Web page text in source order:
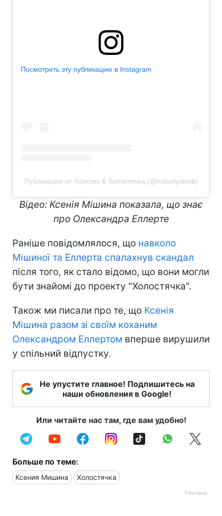
Посмотреть эту публикацию в Instagram
Публикация от Холстяк & Холостячка (@holostyakstb)
Відео: Ксенія Мішина показала, що знає
про Олександра Еллерте
Раніше повідомлялося, що навколо
Мішиної та Еллерта спалахнув скандал
після того, як стало відомо, що вони могли
бути знайомі до проекту "Холостячка".
Також ми писали про те, що Ксенія
Мішина разом зі своїм коханим
Олександром Еллертом вперше вирушили
у спільний відпустку.
Не упустите главное! Подпишитесь на
наши обновления в Google!
Или читайте нас там, где вам удобно!
Больше по теме:
Ксения Мишина Холостячка